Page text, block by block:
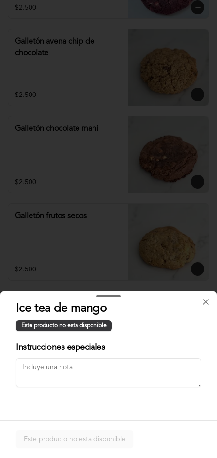
$2.500
Galletón avena chip de
chocolate
$2.500
Galletón chocolate maní
$2.500
Galletón frutos secos
$2.500
Bebidas calientes
Ristretto
Ice tea de mango
Este producto no esta disponible
Instrucciones especiales
Este producto no esta disponible